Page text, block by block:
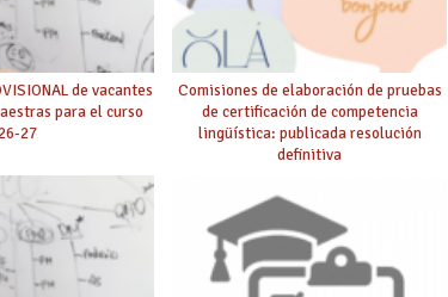
de vacantes
para el curso
27
Comisiones de elaboración de pruebas
de certificación de competencia
lingüística: publicada resolución
definitiva